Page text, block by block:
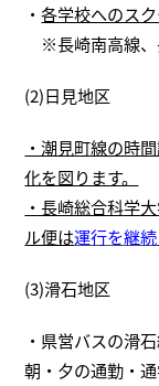
・各学校へのス
※長崎南高線、
(2)日見地区
・潮見町線の時
化を図ります。
・長崎総合科学
ル便は運行を継続
(3)滑石地区
・県営バスの滑
朝・夕の通勤・